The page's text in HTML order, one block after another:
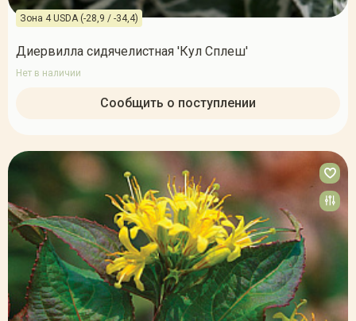
Зона 4 USDA (-28,9 / -34,4)
Диервилла сидячелистная 'Кул Сплеш'
Нет в наличии
Сообщить о поступлении